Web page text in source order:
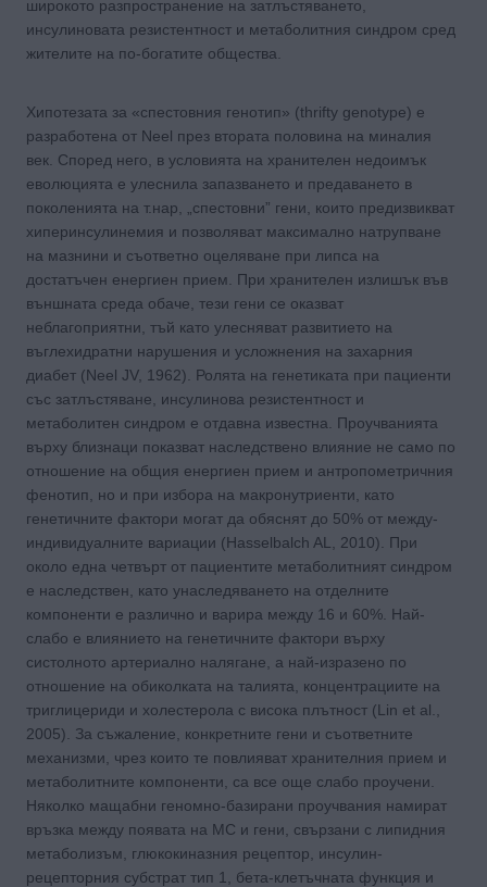
широкото разпространение на затлъстяването,
инсулиновата резистентност и метаболитния синдром сред
жителите на по-богатите общества.
Хипотезата за «спестовния генотип» (thrifty genotypе) е
разработена от Neel през втората половина на миналия
век. Според него, в условията на хранителен недоимък
еволюцията е улеснила запазването и предаването в
поколенията на т.нар, „спестовни” гени, които предизвикват
хиперинсулинемия и позволяват максимално натрупване
на мазнини и съответно оцеляване при липса на
достатъчен енергиен прием. При хранителен излишък във
външната среда обаче, тези гени се оказват
неблагоприятни, тъй като улесняват развитието на
въглехидратни нарушения и усложнения на захарния
диабет (Neel JV, 1962). Ролята на генетиката при пациенти
със затлъстяване, инсулинова резистентност и
метаболитен синдром е отдавна известна. Проучванията
върху близнаци показват наследствено влияние не само по
отношение на общия енергиен прием и антропометричния
фенотип, но и при избора на макронутриенти, като
генетичните фактори могат да обяснят до 50% от между-
индивидуалните вариации (Hasselbalch AL, 2010). При
около една четвърт от пациентите метаболитният синдром
е наследствен, като унаследяването на отделните
компоненти е различно и варира между 16 и 60%. Най-
слабо е влиянието на генетичните фактори върху
систолното артериално налягане, а най-изразено по
отношение на обиколката на талията, концентрациите на
триглицериди и холестерола с висока плътност (Lin et al.,
2005). За съжаление, конкретните гени и съответните
механизми, чрез които те повлияват хранителния прием и
метаболитните компоненти, са все още слабо проучени.
Няколко мащабни геномно-базирани проучвания намират
връзка между появата на МС и гени, свързани с липидния
метаболизъм, глюкокиназния рецептор, инсулин-
рецепторния субстрат тип 1, бета-клетъчната функция и